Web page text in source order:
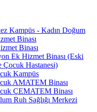
Kampüs - Kadın Doğum
Binası
Binası
Ek Hizmet Binası (Eski
Hastanesi)
Kampüs
AMATEM Binası
ÇEMATEM Binası
Ruh Sağlığı Merkezi